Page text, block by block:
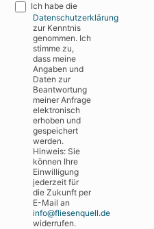
Ich habe die
Datenschutzerklärung
zur Kenntnis
genommen. Ich
stimme zu,
dass meine
Angaben und
Daten zur
Beantwortung
meiner Anfrage
elektronisch
erhoben und
gespeichert
werden.
Hinweis: Sie
können Ihre
Einwilligung
jederzeit für
die Zukunft per
E-Mail an
info@fliesenquell.de
widerrufen.